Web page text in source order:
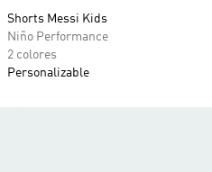
Shorts Messi Kids
Niño Performance
2 colores
Personalizable